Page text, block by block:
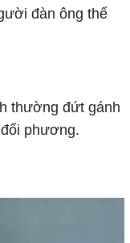
đàn ông thế
thường đứt gánh
phương.